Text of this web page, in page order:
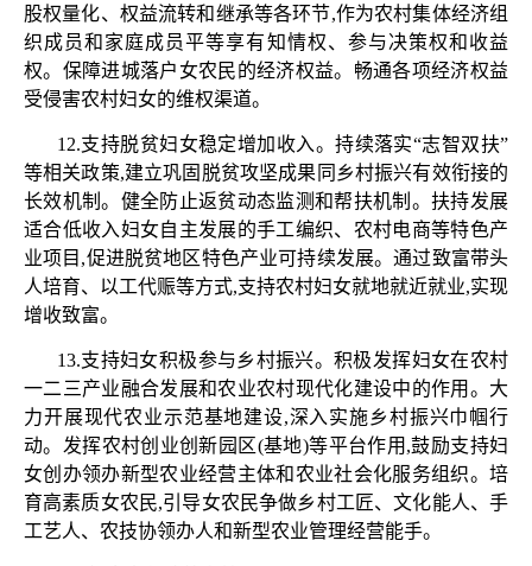
股权量化、权益流转和继承等各环节,作为农村集体经济组
织成员和家庭成员平等享有知情权、参与决策权和收益
权。保障进城落户女农民的经济权益。畅通各项经济权益
受侵害农村妇女的维权渠道。
12.支持脱贫妇女稳定增加收入。持续落实“志智双扶”
等相关政策,建立巩固脱贫攻坚成果同乡村振兴有效衔接的
长效机制。健全防止返贫动态监测和帮扶机制。扶持发展
适合低收入妇女自主发展的手工编织、农村电商等特色产
业项目,促进脱贫地区特色产业可持续发展。通过致富带头
人培育、以工代赈等方式,支持农村妇女就地就近就业,实现
增收致富。
13.支持妇女积极参与乡村振兴。积极发挥妇女在农村
一二三产业融合发展和农业农村现代化建设中的作用。大
力开展现代农业示范基地建设,深入实施乡村振兴巾帼行
动。发挥农村创业创新园区(基地)等平台作用,鼓励支持妇
女创办领办新型农业经营主体和农业社会化服务组织。培
育高素质女农民,引导女农民争做乡村工匠、文化能人、手
工艺人、农技协领办人和新型农业管理经营能手。